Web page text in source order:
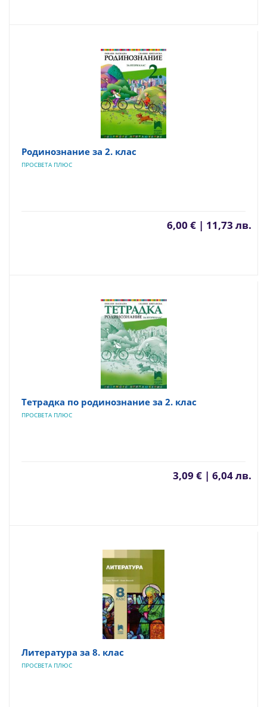
Родинознание за 2. клас
ПРОСВЕТА ПЛЮС
6,00 € | 11,73 лв.
Тетрадка по родинознание за 2. клас
ПРОСВЕТА ПЛЮС
3,09 € | 6,04 лв.
Литература за 8. клас
ПРОСВЕТА ПЛЮС